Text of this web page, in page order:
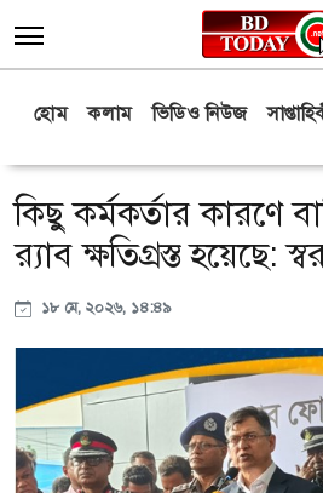
হোম কলাম ভিডিও নিউজ
কিছু কর্মকর্তার কারণে
র‍্যাব ক্ষতিগ্রস্ত হয়েছে:
১৮ মে, ২০২৬, ১৪:৪৯